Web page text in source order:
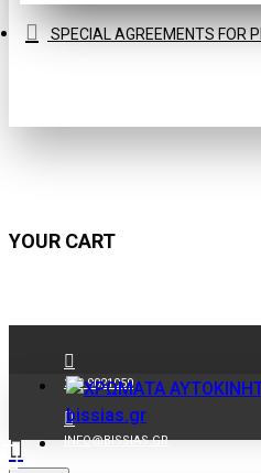
SPECIAL AGREEMENTS FOR
YOUR CART
210 9021059
INFO@BISSIAS.GR